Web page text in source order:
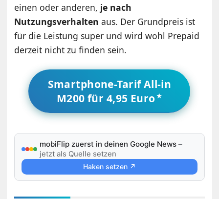
einen oder anderen, je nach
Nutzungsverhaltenaus. Der Grundpreis ist
für die Leistung super und wird wohl Prepaid
derzeit nicht zu finden sein.
Smartphone-Tarif All-in
M200 für 4,95 Euro
mobiFlip zuerst in deinen Google News –
jetzt als Quelle setzen
Haken setzen ↗